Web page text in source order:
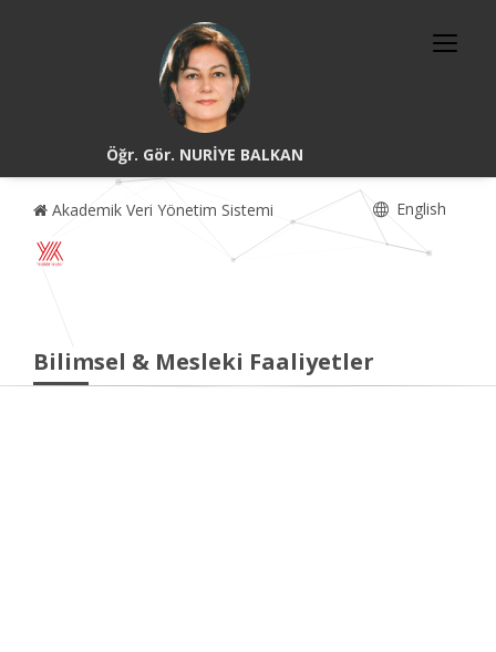
Öğr. Gör. NURİYE BALKAN
Akademik Veri Yönetim Sistemi English
Bilimsel & Mesleki Faaliyetler